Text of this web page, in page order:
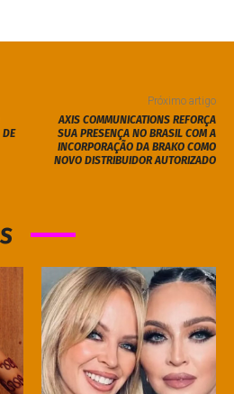
DE
Próximo artigo
AXIS COMMUNICATIONS REFORÇA
SUA PRESENÇA NO BRASIL COM A
INCORPORAÇÃO DA BRAKO COMO
NOVO DISTRIBUIDOR AUTORIZADO